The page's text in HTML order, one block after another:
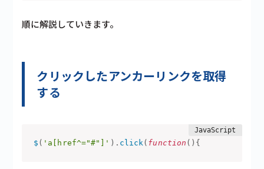
順に解説していきます。
クリックしたアンカーリンクを取得
する
$ ( 'a[href^="#"]' ) . click( function ( ) {